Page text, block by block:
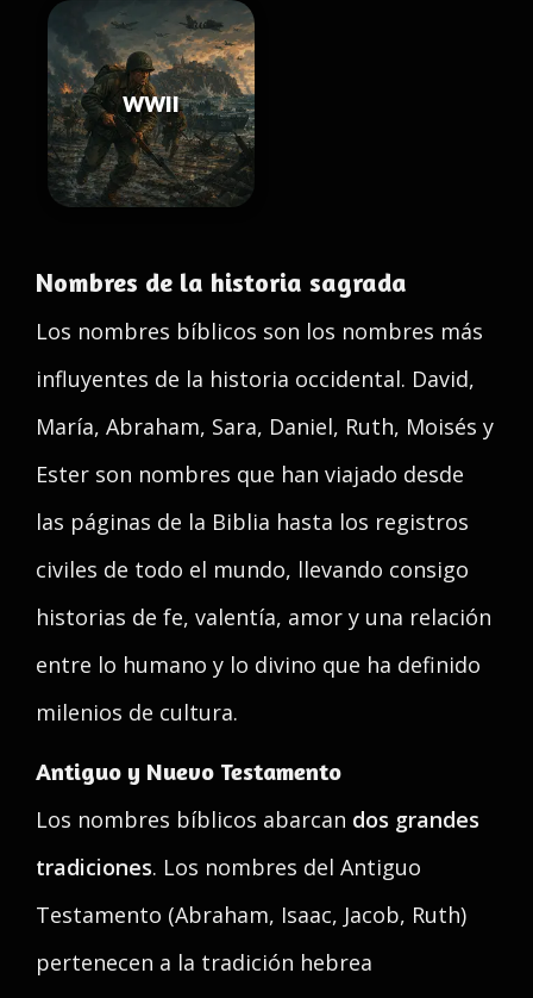
WWII
Nombres de la historia sagrada
Los nombres bíblicos son los nombres más
influyentes de la historia occidental. David,
María, Abraham, Sara, Daniel, Ruth, Moisés y
Ester son nombres que han viajado desde
las páginas de la Biblia hasta los registros
civiles de todo el mundo, llevando consigo
historias de fe, valentía, amor y una relación
entre lo humano y lo divino que ha definido
milenios de cultura.
Antiguo y Nuevo Testamento
Los nombres bíblicos abarcan dos grandes
tradiciones. Los nombres del Antiguo
Testamento (Abraham, Isaac, Jacob, Ruth)
pertenecen a la tradición hebrea